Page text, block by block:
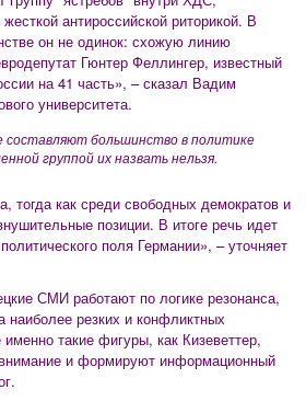
антироссийской риторикой. В
он не одинок: схожую линию
Гюнтер Феллингер, известный
на 41 часть», – сказал Вадим
университета.
составляют большинство в политике
группой их назвать нельзя.
тогда как среди свободных демократов и
позиции. В итоге речь идет
поля Германии», – уточняет
СМИ работают по логике резонанса,
наиболее резких и конфликтных
такие фигуры, как Кизеветтер,
и формируют информационный